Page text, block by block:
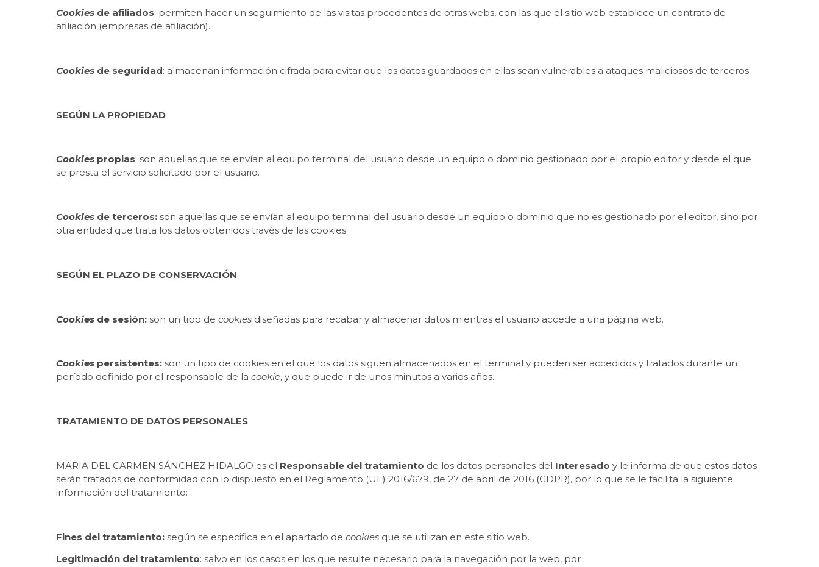
Cookies de afiliados: permiten hacer un seguimiento de las visitas procedentes de otras webs, con las que el sitio web establece un contrato de
afiliación (empresas de afiliación).
Cookies de seguridad: almacenan información cifrada para evitar que los datos guardados en ellas sean vulnerables a ataques maliciosos de terceros.
SEGÚN LA PROPIEDAD
Cookies propias: son aquellas que se envían al equipo terminal del usuario desde un equipo o dominio gestionado por el propio editor y desde el que
se presta el servicio solicitado por el usuario.
Cookies de terceros: son aquellas que se envían al equipo terminal del usuario desde un equipo o dominio que no es gestionado por el editor, sino por
otra entidad que trata los datos obtenidos través de las cookies.
SEGÚN EL PLAZO DE CONSERVACIÓN
Cookies de sesión: son un tipo de cookies diseñadas para recabar y almacenar datos mientras el usuario accede a una página web.
Cookies persistentes: son un tipo de cookies en el que los datos siguen almacenados en el terminal y pueden ser accedidos y tratados durante un
período definido por el responsable de la cookie, y que puede ir de unos minutos a varios años.
TRATAMIENTO DE DATOS PERSONALES
MARIA DEL CARMEN SÁNCHEZ HIDALGO es el Responsable del tratamiento de los datos personales del Interesado y le informa de que estos datos
serán tratados de conformidad con lo dispuesto en el Reglamento (UE) 2016/679, de 27 de abril de 2016 (GDPR), por lo que se le facilita la siguiente
información del tratamiento:
Fines del tratamiento: según se especifica en el apartado de cookies que se utilizan en este sitio web.
Legitimación del tratamiento: salvo en los casos en los que resulte necesario para la navegación por la web, por